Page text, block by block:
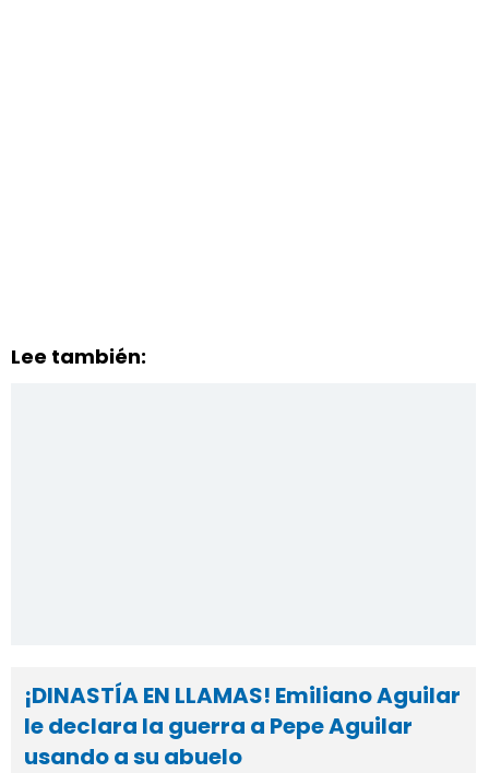
Lee también:
¡DINASTÍA EN LLAMAS! Emiliano Aguilar
le declara la guerra a Pepe Aguilar
usando a su abuelo